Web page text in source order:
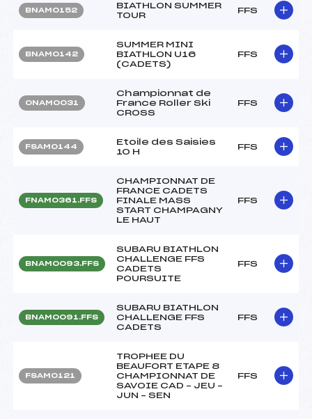
BNAM0152
BIATHLON SUMMER
TOUR
FFS
BNAM0142
SUMMER MINI
BIATHLON U16
(CADETS)
FFS
ONAM0031
Championnat de
France Roller Ski
CROSS
FFS
FSAM0144
Etoile des Saisies
10 H
FFS
FNAM0361.FFS
CHAMPIONNAT DE
FRANCE CADETS
FINALE MASS
START CHAMPAGNY
LE HAUT
FFS
BNAM0093.FFS
SUBARU BIATHLON
CHALLENGE FFS
CADETS
POURSUITE
FFS
BNAM0091.FFS
SUBARU BIATHLON
CHALLENGE FFS
CADETS
FFS
FSAM0121
TROPHEE DU
BEAUFORT ETAPE 8
CHAMPIONNAT DE
SAVOIE CAD – JEU –
JUN – SEN
FFS